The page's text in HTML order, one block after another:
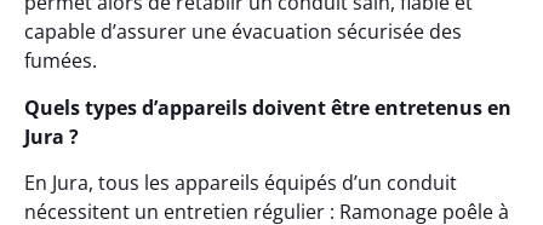
capable d’assurer une évacuation sécurisée des
fumées.
Quels types d’appareils doivent être entretenus en
Jura ?
En Jura, tous les appareils équipés d’un conduit
nécessitent un entretien régulier : Ramonage poêle à